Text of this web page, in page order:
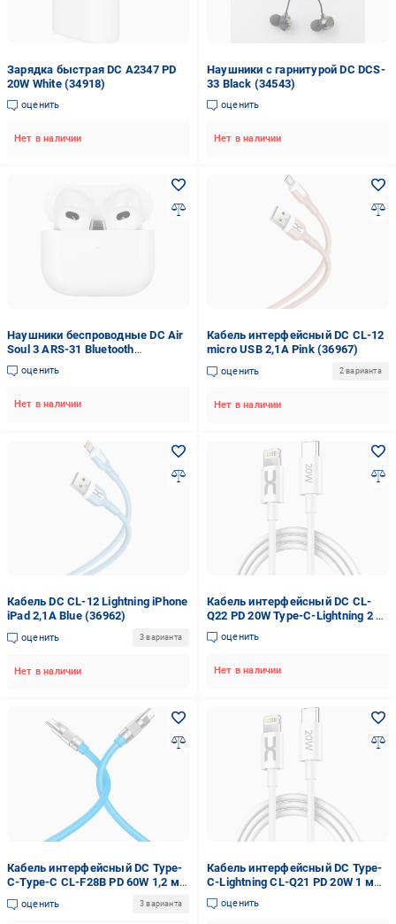
Зарядка быстрая DC A2347 PD
20W White (34918)
оценить
Нет в наличии
Наушники с гарнитурой DC DCS-
33 Black (34543)
оценить
Нет в наличии
Наушники беспроводные DC Air
Soul 3 ARS-31 Bluetooth
гарнитура (34764)
оценить
Нет в наличии
Кабель интерфейсный DC CL-12
micro USB 2,1A Pink (36967)
оценить 2 варианта
Нет в наличии
Кабель DC CL-12 Lightning iPhone
iPad 2,1A Blue (36962)
оценить 3 варианта
Нет в наличии
Кабель интерфейсный DC CL-
Q22 PD 20W Type-C-Lightning 2 м
White (36979)
оценить
Нет в наличии
Кабель интерфейсный DC Type-
C-Type-C CL-F28B PD 60W 1,2 м
Blue (36984)
оценить 3 варианта
Кабель интерфейсный DC Type-
C-Lightning CL-Q21 PD 20W 1 м
White (36978)
оценить